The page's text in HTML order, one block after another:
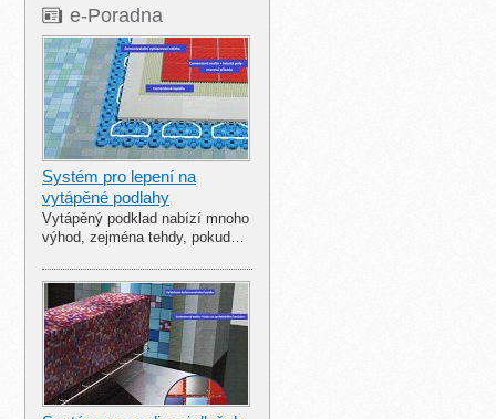
e-Poradna
Systém pro lepení na
vytápěné podlahy
Vytápěný podklad nabízí mnoho
výhod, zejména tehdy, pokud…